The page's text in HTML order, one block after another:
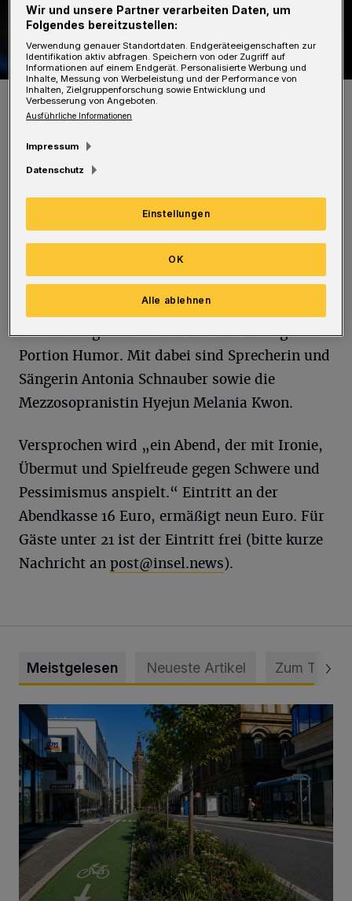
Die Sängerin und Sprecherin Antonia Schnauber.
Foto: Alan Ovaska
Komponist und Dirigent Johannes Marks
Kaleidoskop aus Klängen, Silben, Rhythmen
und absurden Momenten. Hier wird Sprache
zerschnitten, Musik zerlegt, alles neu
zusammengesetzt – und das mit einer guten
Portion Humor. Mit dabei sind Sprecherin und
Sängerin Antonia Schnauber sowie die
Mezzosopranistin Hyejun Melania Kwon.
Versprochen wird „ein Abend, der mit Ironie,
Übermut und Spielfreude gegen Schwere und
Pessimismus anspielt.“ Eintritt an der
Abendkasse 16 Euro, ermäßigt neun Euro. Für
Gäste unter 21 ist der Eintritt frei (bitte kurze
Nachricht an post@insel.news).
Meistgelesen Neueste Artikel Zum Thema
„Gespannt, wie die Stadt Wuppertal darauf reagiert“
Wir und unsere Partner verarbeiten Daten, um
Folgendes bereitzustellen:
Verwendung genauer Standortdaten. Endgeräteeigenschaften zur
Identifikation aktiv abfragen. Speichern von oder Zugriff auf
Informationen auf einem Endgerät. Personalisierte Werbung und
Inhalte, Messung von Werbeleistung und der Performance von
Inhalten, Zielgruppenforschung sowie Entwicklung und
Verbesserung von Angeboten.
Ausführliche Informationen
Impressum
Datenschutz
Einstellungen
Alle ablehnen
OK